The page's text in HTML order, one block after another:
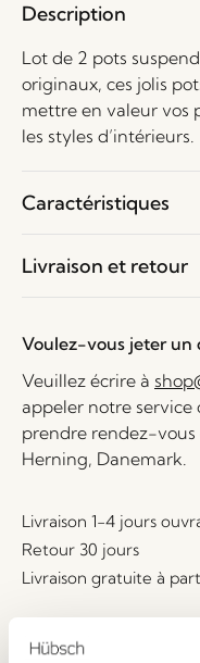
Description
Lot de 2 pots
originaux, ces jolis
mettre en valeur vos
les styles d’intérieurs.
Caractéristiques
Livraison et retour
Voulez-vous jeter un
Veuillez écrire à
appeler notre service
prendre rendez-vous
Herning, Danemark.
Livraison 1-4 jours
Retour 30 jours
Livraison gratuite à